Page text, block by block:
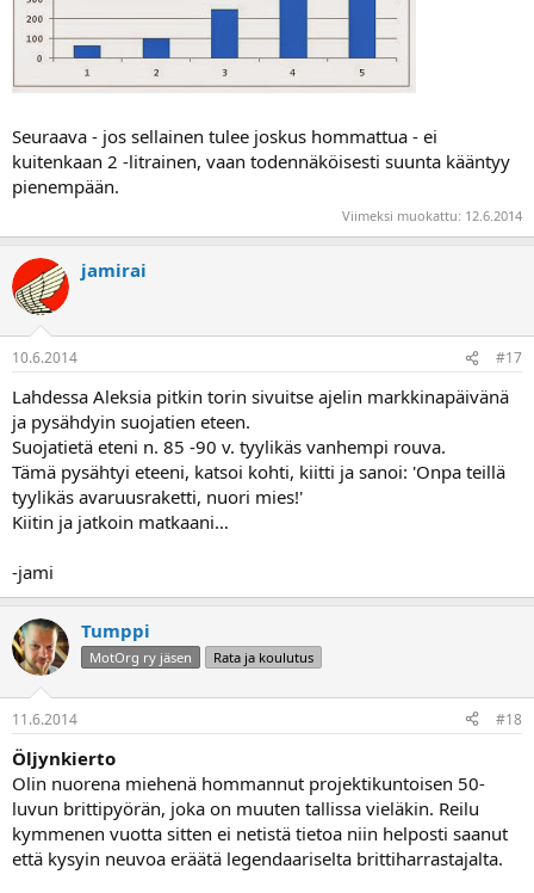
Seuraava - jos sellainen tulee joskus hommattua - ei
kuitenkaan 2 -litrainen, vaan todennäköisesti suunta kääntyy
pienempään.
Viimeksi muokattu: 12.6.2014
jamirai
10.6.2014 #17
Lahdessa Aleksia pitkin torin sivuitse ajelin markkinapäivänä
ja pysähdyin suojatien eteen.
Suojatietä eteni n. 85 -90 v. tyylikäs vanhempi rouva.
Tämä pysähtyi eteeni, katsoi kohti, kiitti ja sanoi: 'Onpa teillä
tyylikäs avaruusraketti, nuori mies!'
Kiitin ja jatkoin matkaani…
-jami
Tumppi
MotOrg ry jäsen Rata ja koulutus
11.6.2014 #18
Öljynkierto
Olin nuorena miehenä hommannut projektikuntoisen 50-
luvun brittipyörän, joka on muuten tallissa vieläkin. Reilu
kymmenen vuotta sitten ei netistä tietoa niin helposti saanut
että kysyin neuvoa eräätä legendaariselta brittiharrastajalta.